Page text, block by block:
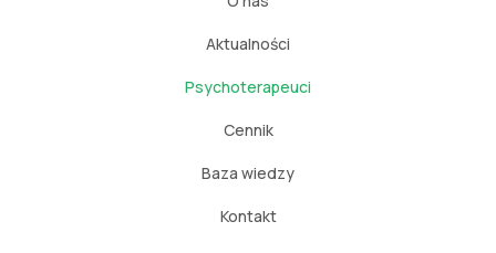
Aktualności
Psychoterapeuci
Cennik
Baza wiedzy
Kontakt